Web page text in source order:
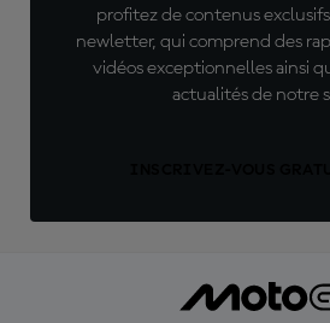
profitez de contenus
newletter, qui comprend des
vidéos exceptionnelles ainsi
actualités de notre